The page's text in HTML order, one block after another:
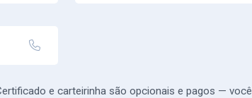
e carteirinha são opcionais e pagos — você